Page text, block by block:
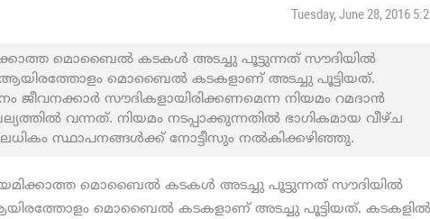
Tuesday, June 28, 2016
മൊബൈല്‍ കടകൾ അടച്ചു പൂട്ടുന്നത് സൗദിയിൽ
മൊബൈല്‍ കടകളാണ് അടച്ചു പൂട്ടിയത്.
ജീവനക്കാര്‍ സൗദികളായിരിക്കണമെന്ന നിയമം റമദാന്‍
വന്നത്. നിയമം നടപ്പാക്കുന്നതില്‍ ഭാഗികമായ വീഴ്ച
സ്ഥാപനങ്ങള്‍ക്ക് നോട്ടീസും നൽകിക്കഴിഞ്ഞു.
മൊബൈല്‍ കടകൾ അടച്ചു പൂട്ടുന്നത് സൗദിയിൽ
മൊബൈല്‍ കടകളാണ് അടച്ചു പൂട്ടിയത്. കടകളില്‍